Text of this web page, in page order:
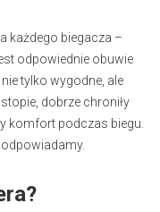
każdego biegacza –
odpowiednie obuwie
tylko wygodne, ale
dobrze chroniły
komfort podczas biegu.